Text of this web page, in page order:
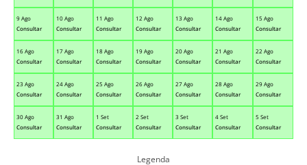
9 Ago
Consultar
10 Ago
Consultar
11 Ago
Consultar
12 Ago
Consultar
13 Ago
Consultar
14 Ago
Consultar
15 Ago
Consultar
16 Ago
Consultar
17 Ago
Consultar
18 Ago
Consultar
19 Ago
Consultar
20 Ago
Consultar
21 Ago
Consultar
22 Ago
Consultar
23 Ago
Consultar
24 Ago
Consultar
25 Ago
Consultar
26 Ago
Consultar
27 Ago
Consultar
28 Ago
Consultar
29 Ago
Consultar
30 Ago
Consultar
31 Ago
Consultar
1 Set
Consultar
2 Set
Consultar
3 Set
Consultar
4 Set
Consultar
5 Set
Consultar
Legenda